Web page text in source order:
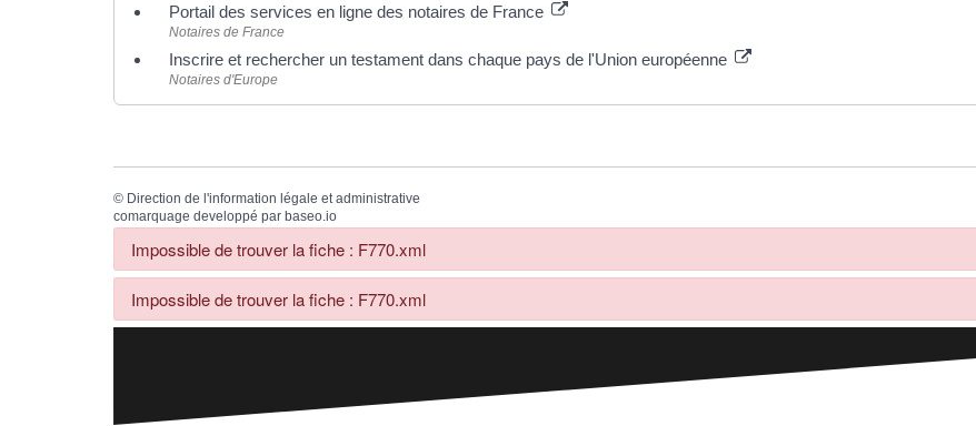
Portail des services en ligne des notaires de France
Notaires de France
Inscrire et rechercher un testament dans chaque pays de l'Union européenne
Notaires d'Europe
© Direction de l'information légale et administrative
comarquage developpé par baseo.io
Impossible de trouver la fiche : F770.xml
Impossible de trouver la fiche : F770.xml